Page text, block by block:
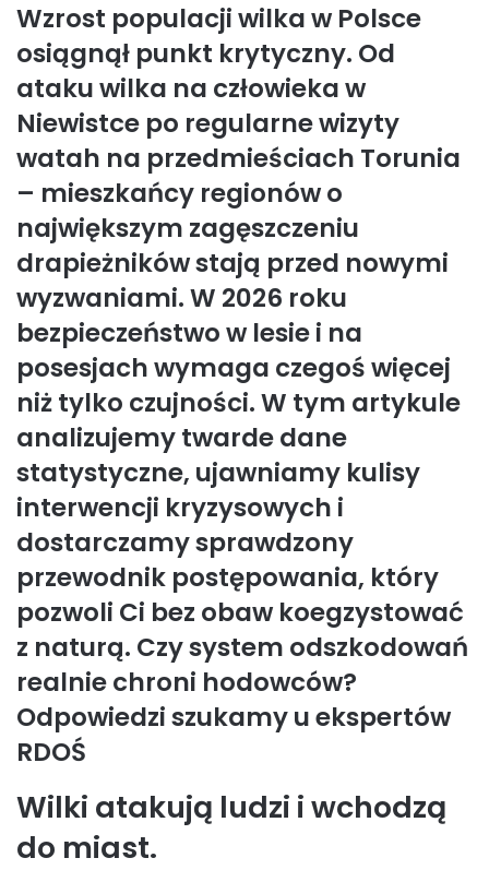
Wzrost populacji wilka w Polsce
osiągnął punkt krytyczny. Od
ataku wilka na człowieka w
Niewistce po regularne wizyty
watah na przedmieściach Torunia
– mieszkańcy regionów o
największym zagęszczeniu
drapieżników stają przed nowymi
wyzwaniami. W 2026 roku
bezpieczeństwo w lesie i na
posesjach wymaga czegoś więcej
niż tylko czujności. W tym artykule
analizujemy twarde dane
statystyczne, ujawniamy kulisy
interwencji kryzysowych i
dostarczamy sprawdzony
przewodnik postępowania, który
pozwoli Ci bez obaw koegzystować
z naturą. Czy system odszkodowań
realnie chroni hodowców?
Odpowiedzi szukamy u ekspertów
RDOŚ
Wilki atakują ludzi i wchodzą
do miast.